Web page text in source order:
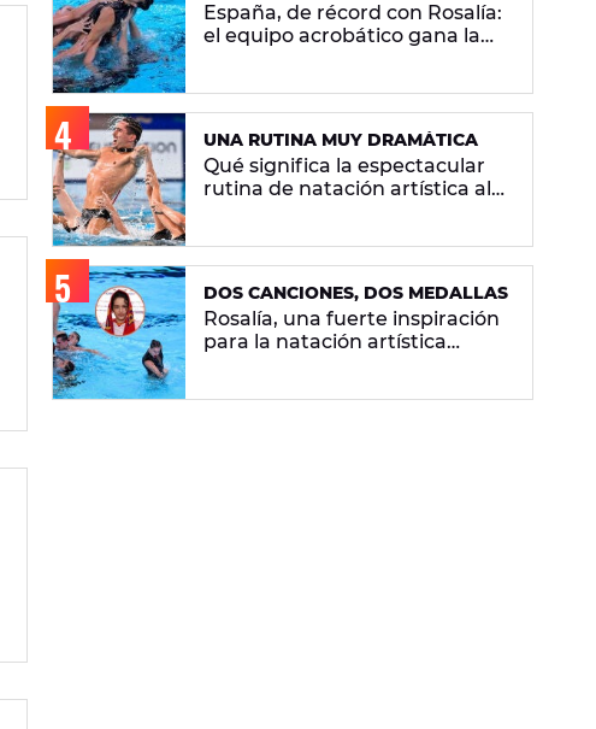
España, de récord con Rosalía:
el equipo acrobático gana la
UNA RUTINA MUY DRAMÁTICA
Qué significa la espectacular
rutina de natación artística al
DOS CANCIONES, DOS MEDALLAS
Rosalía, una fuerte inspiración
para la natación artística